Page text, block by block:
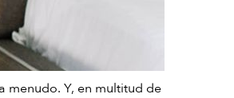
menudo. Y, en multitud de